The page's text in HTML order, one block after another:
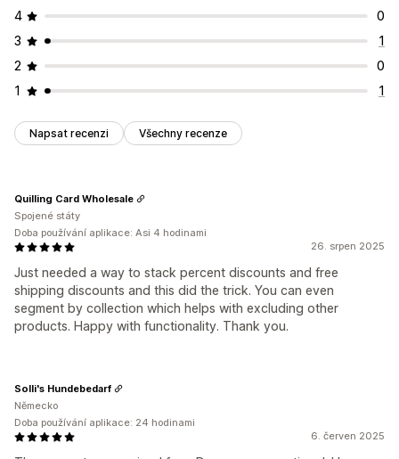
4
0
3
1
2
0
1
1
Napsat recenzi Všechny recenze
26. srpen 2025
Just needed a way to stack percent discounts and free
shipping discounts and this did the trick. You can even
segment by collection which helps with excluding other
products. Happy with functionality. Thank you.
Quilling Card Wholesale
Spojené státy
Doba používání aplikace: Asi 4 hodinami
6. červen 2025
Solli's Hundebedarf
Německo
Doba používání aplikace: 24 hodinami